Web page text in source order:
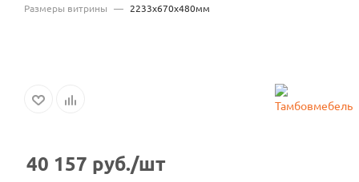
Размеры витрины — 2233x670x480мм
40 157 руб./шт